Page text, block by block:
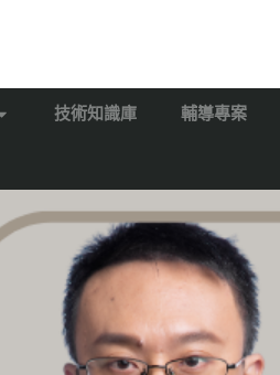
技術知識庫 輔導專案